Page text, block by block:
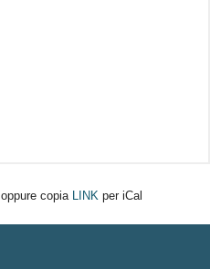
oppure copia LINK per iCal